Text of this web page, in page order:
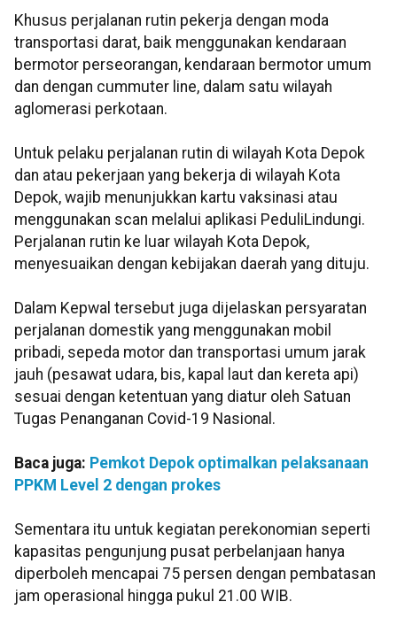
Khusus perjalanan rutin pekerja dengan moda
transportasi darat, baik menggunakan kendaraan
bermotor perseorangan, kendaraan bermotor umum
dan dengan cummuter line, dalam satu wilayah
aglomerasi perkotaan.
Untuk pelaku perjalanan rutin di wilayah Kota Depok
dan atau pekerjaan yang bekerja di wilayah Kota
Depok, wajib menunjukkan kartu vaksinasi atau
menggunakan scan melalui aplikasi PeduliLindungi.
Perjalanan rutin ke luar wilayah Kota Depok,
menyesuaikan dengan kebijakan daerah yang dituju.
Dalam Kepwal tersebut juga dijelaskan persyaratan
perjalanan domestik yang menggunakan mobil
pribadi, sepeda motor dan transportasi umum jarak
jauh (pesawat udara, bis, kapal laut dan kereta api)
sesuai dengan ketentuan yang diatur oleh Satuan
Tugas Penanganan Covid-19 Nasional.
Baca juga: Pemkot Depok optimalkan pelaksanaan
PPKM Level 2 dengan prokes
Sementara itu untuk kegiatan perekonomian seperti
kapasitas pengunjung pusat perbelanjaan hanya
diperboleh mencapai 75 persen dengan pembatasan
jam operasional hingga pukul 21.00 WIB.